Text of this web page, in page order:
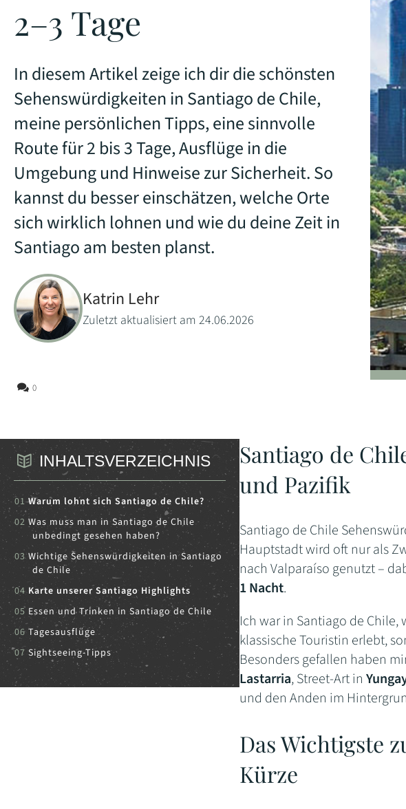
2–3 Tage
In diesem Artikel zeige ich dir die schönsten
Sehenswürdigkeiten in Santiago de Chile,
meine persönlichen Tipps, eine sinnvolle
Route für 2 bis 3 Tage, Ausflüge in die
Umgebung und Hinweise zur Sicherheit. So
kannst du besser einschätzen, welche Orte
sich wirklich lohnen und wie du deine Zeit in
Santiago am besten planst.
Katrin Lehr
Zuletzt aktualisiert am 24.06.2026
0
Santiago de
und Pazifik
Santiago de Chile
Hauptstadt wird oft nur als
nach Valparaíso genutzt –
1 Nacht.
Ich war in Santiago de
klassische Touristin erlebt,
Besonders gefallen haben
Lastarria, Street-Art in
und den Anden im
Das Wichtigste
Kürze
INHALTSVERZEICHNIS
Warum lohnt sich Santiago de Chile?
Was muss man in Santiago de Chile
unbedingt gesehen haben?
Wichtige Sehenswürdigkeiten in Santiago
de Chile
Karte unserer Santiago Highlights
Essen und Trinken in Santiago de Chile
Tagesausflüge
Sightseeing-Tipps